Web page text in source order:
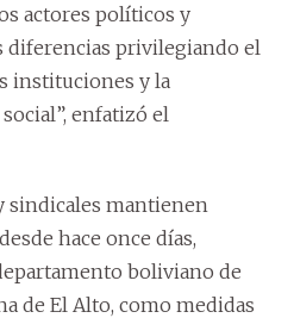
actores políticos y
diferencias privilegiando el
instituciones y la
enfatizó el
sindicales mantienen
hace once días,
boliviano de
de El Alto, como medidas